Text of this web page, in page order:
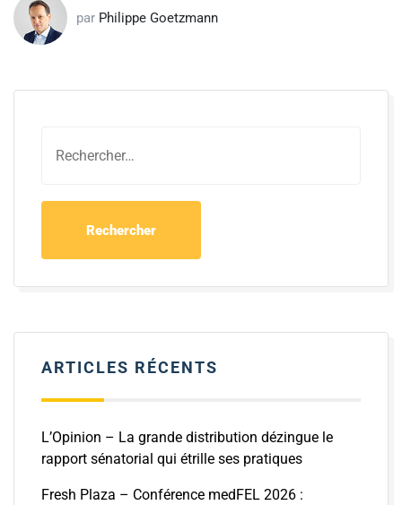
par Philippe Goetzmann
ARTICLES RÉCENTS
L’Opinion – La grande distribution dézingue le
rapport sénatorial qui étrille ses pratiques
Fresh Plaza – Conférence medFEL 2026 :